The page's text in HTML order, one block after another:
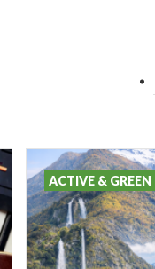
ACTIVE & GREEN